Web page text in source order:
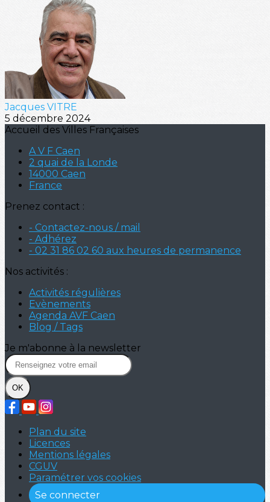
Jacques VITRE
5 décembre 2024
Accueil des Villes Françaises
A V F Caen
2 quai de la Londe
14000 Caen
France
Prenez contact :
- Contactez-nous / mail
- Adhérez
- 02 31 86 02 60 aux heures de permanence
Nos activités :
Activités régulières
Evènements
Agenda AVF Caen
Blog / Tags
Je m'abonne à la newsletter
OK
Plan du site
Licences
Mentions légales
CGUV
Paramétrer vos cookies
Se connecter